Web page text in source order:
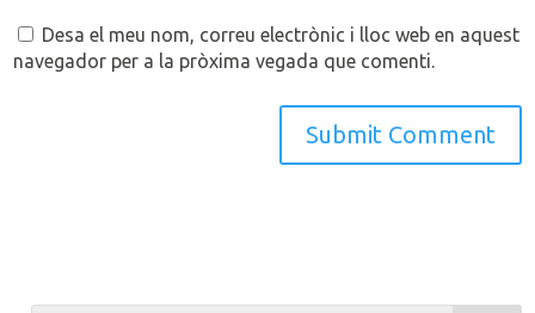
Desa el meu nom, correu electrònic i lloc web en aquest
navegador per a la pròxima vegada que comenti.